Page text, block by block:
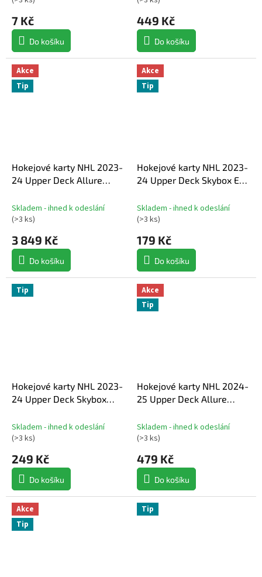
7 Kč
Do košíku
449 Kč
Do košíku
Akce
Tip
Hokejové karty NHL 2023-
24 Upper Deck Allure
Skladem - ihned k odeslání
(>3 ks)
3 849 Kč
Do košíku
Akce
Tip
Hokejové karty NHL 2023-
24 Upper Deck Skybox E-X
Balíček
Skladem - ihned k odeslání
(>3 ks)
179 Kč
Do košíku
Tip
Hokejové karty NHL 2023-
24 Upper Deck Skybox
Balíček
Skladem - ihned k odeslání
(>3 ks)
249 Kč
Do košíku
Akce
Tip
Hokejové karty NHL 2024-
25 Upper Deck Allure
Skladem - ihned k odeslání
(>3 ks)
479 Kč
Do košíku
Akce
Tip
Tip